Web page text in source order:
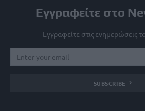
Εγγραφείτε στο
Εγγραφείτε στις ενημερώσεις
SUBSCRIBE